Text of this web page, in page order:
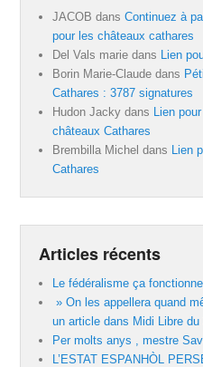
JACOB dansContinuez à
pour les châteaux cathares
Del Vals marie dans Lien
Borin Marie-Claude dans
Cathares : 3787 signatures
Hudon Jacky dans Lien
châteaux Cathares
Brembilla Michel dans Lien
Cathares
Articles récents
Le fédéralisme ça
» On les appellera quand
un article dans Midi Libre du
Per molts anys , mestre
L’ESTAT ESPANHÒL